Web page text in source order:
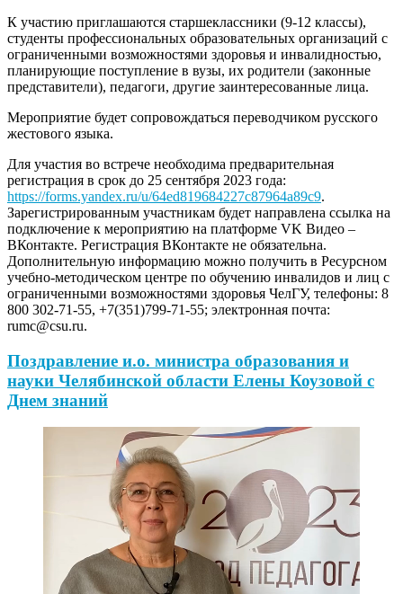
К участию приглашаются старшеклассники (9-12 классы),
студенты профессиональных образовательных организаций с
ограниченными возможностями здоровья и инвалидностью,
планирующие поступление в вузы, их родители (законные
представители), педагоги, другие заинтересованные лица.
Мероприятие будет сопровождаться переводчиком русского
жестового языка.
Для участия во встрече необходима предварительная
регистрация в срок до 25 сентября 2023 года:
https://forms.yandex.ru/u/64ed819684227c87964a89c9.
Зарегистрированным участникам будет направлена ссылка на
подключение к мероприятию на платформе VK Видео –
ВКонтакте. Регистрация ВКонтакте не обязательна.
Дополнительную информацию можно получить в Ресурсном
учебно-методическом центре по обучению инвалидов и лиц с
ограниченными возможностями здоровья ЧелГУ, телефоны: 8
800 302-71-55, +7(351)799-71-55; электронная почта:
rumc@csu.ru.
Поздравление и.о. министра образования и
науки Челябинской области Елены Коузовой с
Днем знаний